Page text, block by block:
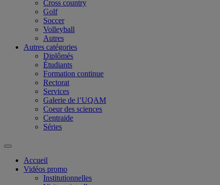
Cross country
Golf
Soccer
Volleyball
Autres
Autres catégories
Diplômés
Étudiants
Formation continue
Rectorat
Services
Galerie de l’UQAM
Coeur des sciences
Centraide
Séries
Accueil
Vidéos promo
Institutionnelles